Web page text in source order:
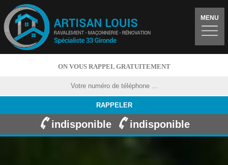
MENU
ON VOUS RAPPEL GRATUITEMENT
indisponible indisponible